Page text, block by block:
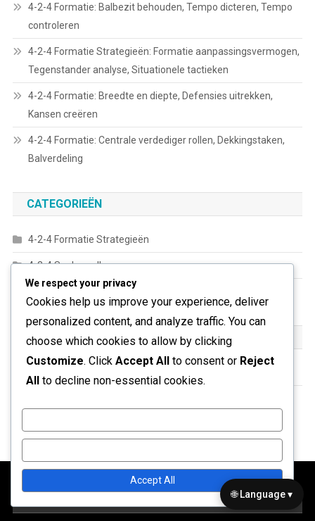
4-2-4 Formatie: Balbezit behouden, Tempo dicteren, Tempo
controleren
4-2-4 Formatie Strategieën: Formatie aanpassingsvermogen,
Tegenstander analyse, Situationele tactieken
4-2-4 Formatie: Breedte en diepte, Defensies uitrekken,
Kansen creëren
4-2-4 Formatie: Centrale verdediger rollen, Dekkingstaken,
Balverdeling
CATEGORIEËN
4-2-4 Formatie Strategieën
4-2-4 Spelersrollen
4-2-4 Tactische Voordelen
ARCHIEF
We respect your privacy
Cookies help us improve your experience, deliver
personalized content, and analyze traffic. You can
choose which cookies to allow by clicking
Customize. Click Accept All to consent or Reject
All to decline non-essential cookies.
Accept All
🌐 Language ▾